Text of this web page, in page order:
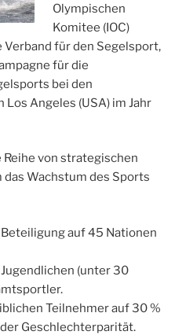
Olympischen
Komitee (IOC)
für den Segelsport,
für die
bei den
Angeles (USA) im Jahr
Reihe von strategischen
Wachstum des Sports
auf 45 Nationen
(unter 30
Teilnehmer auf 30 %
Geschlechterparität.